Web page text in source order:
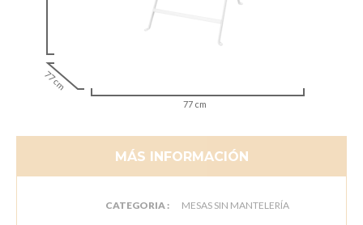
77 cm
77 cm
MÁS INFORMACIÓN
CATEGORIA : MESAS SIN MANTELERÍA